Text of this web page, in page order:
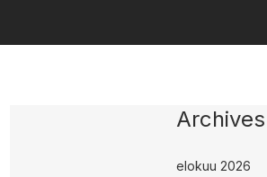
Archives
elokuu 2026